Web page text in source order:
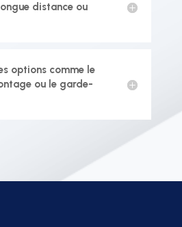
distance ou
options comme le
ou le garde-